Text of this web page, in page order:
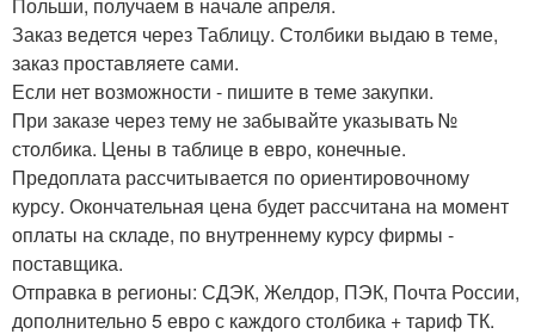
Заказ ведется через Таблицу. Столбики выдаю в теме,
заказ проставляете сами.
Если нет возможности - пишите в теме закупки.
При заказе через тему не забывайте указывать №
столбика. Цены в таблице в евро, конечные.
Предоплата рассчитывается по ориентировочному
курсу. Окончательная цена будет рассчитана на момент
оплаты на складе, по внутреннему курсу фирмы -
поставщика.
Отправка в регионы: СДЭК, Желдор, ПЭК, Почта России,
дополнительно 5 евро с каждого столбика + тариф ТК.